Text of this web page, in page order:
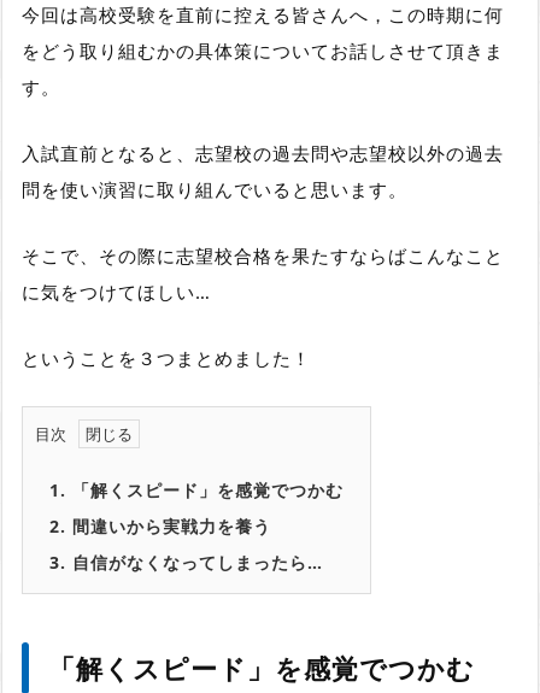
今回は高校受験を直前に控える皆さんへ， この時期に何
をどう取り組むかの具体策についてお話しさせて頂きま
す。
入試直前となると、志望校の過去問や志望校以外の過去
問を使い演習に取り組んでいると思います。
そこで、その際に志望校合格を果たすならばこんなこと
に気をつけてほしい…
ということを３つまとめました！
目次
1.
「解くスピード」を感覚でつかむ
2. 間違いから実戦力を養う
3. 自信がなくなってしまったら…
「解くスピード」を感覚でつかむ